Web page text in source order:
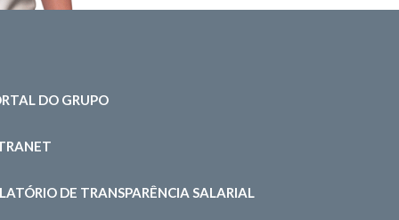
DO GRUPO
DE TRANSPARÊNCIA SALARIAL